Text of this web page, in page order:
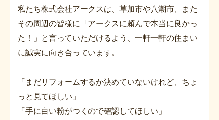
私たち株式会社アークスは、草加市や八潮市、また
その周辺の皆様に「アークスに頼んで本当に良かっ
た！」と言っていただけるよう、一軒一軒の住まい
に誠実に向き合っています。
「まだリフォームするか決めていないけれど、ちょ
っと見てほしい」
「手に白い粉がつくので確認してほしい」